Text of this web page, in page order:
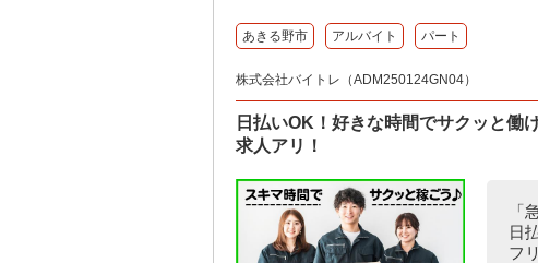
あきる野市 アルバイト パート
株式会社バイトレ（ADM250124GN04）
日払いOK！好きな時間でサクッと働
求人アリ！
「
日
フ